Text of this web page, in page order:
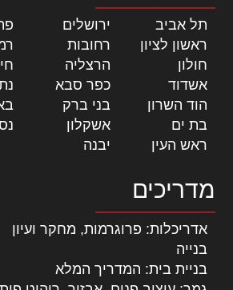
תל אביב ירושלים
ראשון לציון
רחובות
חולון
הרצליה
אשדוד
כפר סבא
הוד השרון
בני ברק
בת ים
אשקלון
ראש העין
יבנה
מדריכים
אדריכלות: פרוגרמות, מחקר ועיון
בנייה
בניית בית: המדריך המלא